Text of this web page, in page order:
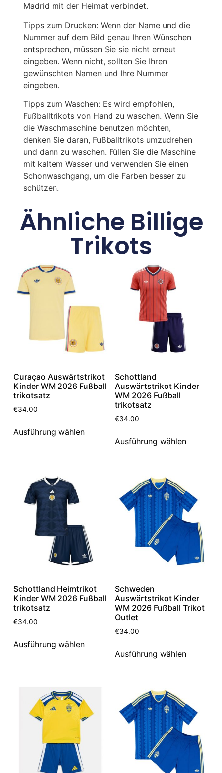
Madrid mit der Heimat verbindet.
Tipps zum Drucken: Wenn der Name und die
Nummer auf dem Bild genau Ihren Wünschen
entsprechen, müssen Sie sie nicht erneut
eingeben. Wenn nicht, sollten Sie Ihren
gewünschten Namen und Ihre Nummer
eingeben.
Tipps zum Waschen: Es wird empfohlen,
Fußballtrikots von Hand zu waschen. Wenn Sie
die Waschmaschine benutzen möchten,
denken Sie daran, Fußballtrikots umzudrehen
und dann zu waschen. Füllen Sie die Maschine
mit kaltem Wasser und verwenden Sie einen
Schonwaschgang, um die Farben besser zu
schützen.
Ähnliche Billige
Trikots
Curaçao Auswärtstrikot
Kinder WM 2026 Fußball
trikotsatz
€34.00
Ausführung wählen
Schottland
Auswärtstrikot Kinder
WM 2026 Fußball
trikotsatz
€34.00
Ausführung wählen
Schottland Heimtrikot
Kinder WM 2026 Fußball
trikotsatz
€34.00
Ausführung wählen
Schweden
Auswärtstrikot Kinder
WM 2026 Fußball Trikot
Outlet
€34.00
Ausführung wählen